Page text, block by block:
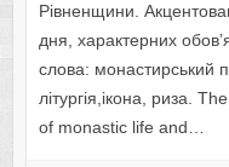
Рівненщини.
дня, характерних
слова: монастирський
літургія,ікона, риза.
of monastic life and…